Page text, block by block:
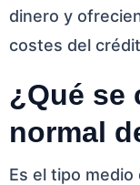
dinero y
costes del
¿Qué se
normal
Es el tipo